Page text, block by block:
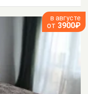
в августе
от 3900₽